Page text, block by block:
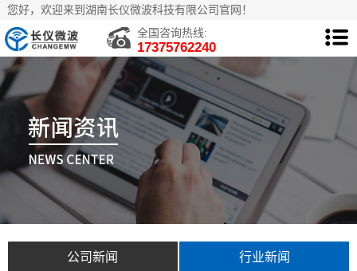
您好，欢迎来到湖南长仪微波科技有限公司官网！
全国咨询热线:
17375762240
公司新闻 行业新闻